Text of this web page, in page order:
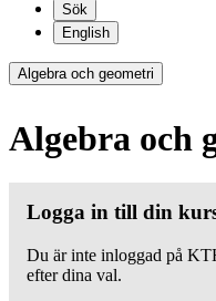
Sök
English
Algebra och geometri
Algebra och
Logga in till din
Du är inte inloggad på
efter dina val.